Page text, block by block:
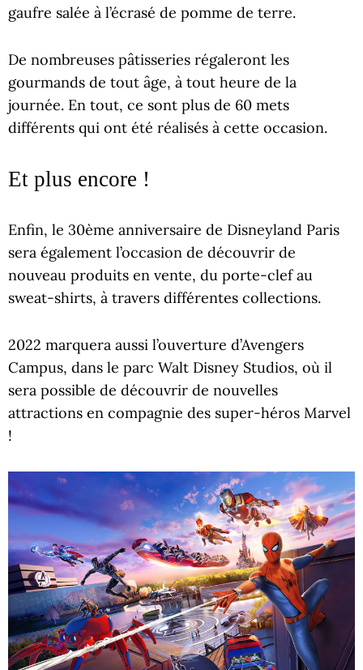
gaufre salée à l’écrasé de pomme de terre.
De nombreuses pâtisseries régaleront les
gourmands de tout âge, à tout heure de la
journée. En tout, ce sont plus de 60 mets
différents qui ont été réalisés à cette occasion.
Et plus encore !
Enfin, le 30ème anniversaire de Disneyland Paris
sera également l’occasion de découvrir de
nouveau produits en vente, du porte-clef au
sweat-shirts, à travers différentes collections.
2022 marquera aussi l’ouverture d’Avengers
Campus, dans le parc Walt Disney Studios, où il
sera possible de découvrir de nouvelles
attractions en compagnie des super-héros Marvel
!